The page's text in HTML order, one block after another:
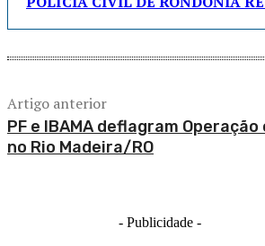
Artigo anterior
PF e IBAMA deflagram
no Rio Madeira/RO
- Publicidade -